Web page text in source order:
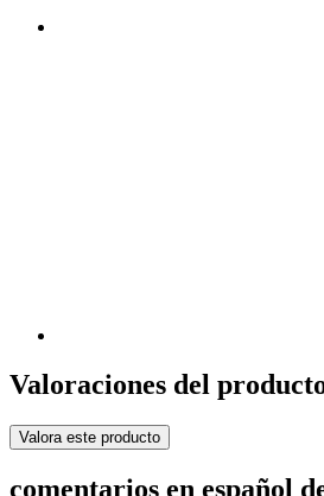
Valoraciones del
Valora este producto
comentarios en español